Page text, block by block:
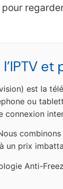
est la
ou
connexion
un prix
Anti-